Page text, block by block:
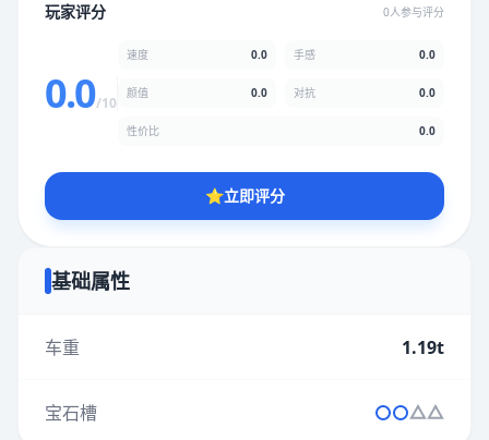
玩家评分 0人参与评分
0.0/10
速度 0.0 手感 0.0
颜值 0.0 对抗 0.0
性价比 0.0
⭐立即评分
基础属性
车重 1.19t
宝石槽
★★ ★ ★
性价比
★★★★★★★★★★